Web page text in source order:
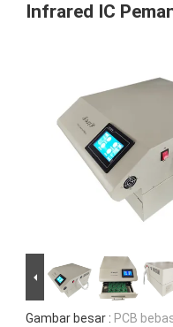
Infrared IC
Gambar besar : PCB